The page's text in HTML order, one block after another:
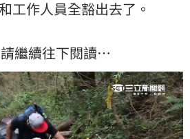
工作人員全豁出去了。
繼續往下閱讀…